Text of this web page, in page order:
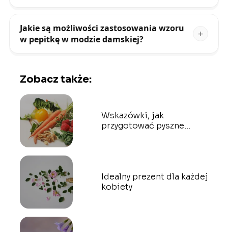
Jakie są możliwości zastosowania wzoru
w pepitkę w modzie damskiej?
Zobacz także:
Wskazówki, jak
przygotować pyszne
Idealny prezent dla każdej
kobiety